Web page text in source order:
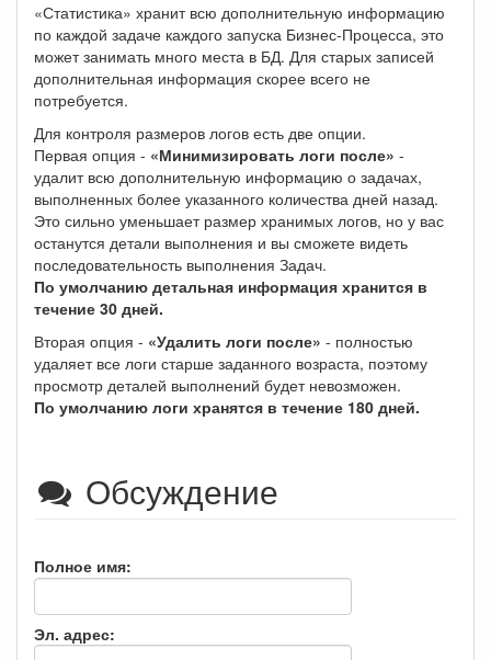
«Статистика» хранит всю дополнительную информацию
по каждой задаче каждого запуска Бизнес-Процесса, это
может занимать много места в БД. Для старых записей
дополнительная информация скорее всего не
потребуется.
Для контроля размеров логов есть две опции.
Первая опция - «Минимизировать логи после» -
удалит всю дополнительную информацию о задачах,
выполненных более указанного количества дней назад.
Это сильно уменьшает размер хранимых логов, но у вас
останутся детали выполнения и вы сможете видеть
последовательность выполнения Задач.
По умолчанию детальная информация хранится в
течение 30 дней.
Вторая опция - «Удалить логи после» - полностью
удаляет все логи старше заданного возраста, поэтому
просмотр деталей выполнений будет невозможен.
По умолчанию логи хранятся в течение 180 дней.
Обсуждение
Полное имя:
Эл. адрес: